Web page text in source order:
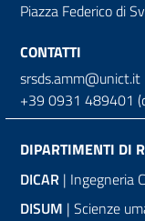
Piazza Federico di
CONTATTI
srsds.amm@unict.it
+39 0931 489401
DIPARTIMENTI DI
DICAR | Ingegneria
DISUM | Scienze